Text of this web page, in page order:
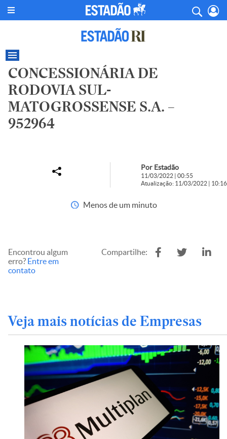
CONCESSIONÁRIA DE
RODOVIA SUL-
MATOGROSSENSE S.A. –
952964
Por Estadão
11/03/2022 | 00:55
Atualização: 11/03/2022 | 10:16
Menos de um minuto
Encontrou algum
erro? Entre em
contato
Compartilhe:
Veja mais notícias de Empresas